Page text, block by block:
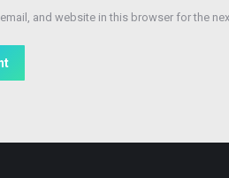
and website in this browser for the